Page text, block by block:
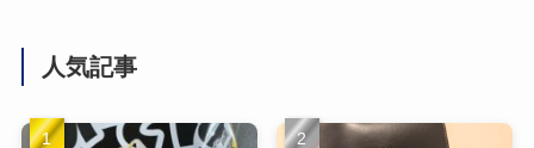
人気記事